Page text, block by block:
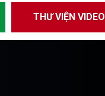
THƯ VIỆN VIDEO